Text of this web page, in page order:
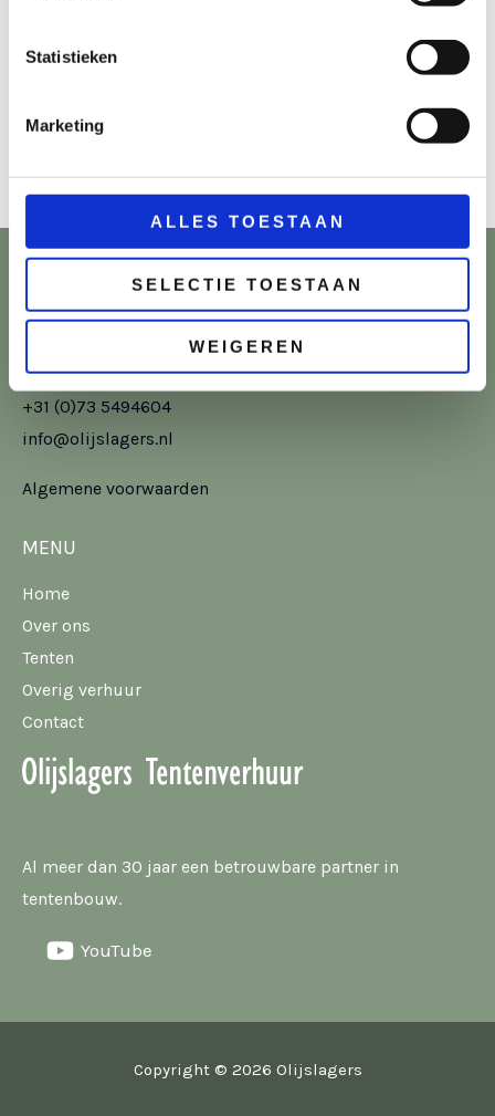
Statistieken
Marketing
ALLES TOESTAAN
SELECTIE TOESTAAN
WEIGEREN
5482 WR Schijndel
+31 (0)73 5494604
info@olijslagers.nl
Algemene voorwaarden
MENU
Home
Over ons
Tenten
Overig verhuur
Contact
Al meer dan 30 jaar een betrouwbare partner in
tentenbouw.
YouTube
Copyright © 2026 Olijslagers